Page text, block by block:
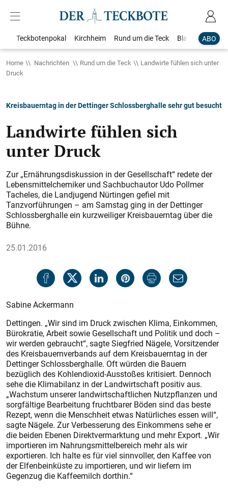
ABO
Teckbotenpokal Kirchheim Rund um die Teck Blaulicht
Home Nachrichten Rund um die Teck
Landwirte fühlen sich unter
Druck
Kreisbauerntag in der Dettinger Schlossberghalle sehr gut besucht
Landwirte fühlen sich
unter Druck
Zur „Ernährungsdiskussion in der Gesellschaft“ redete der
Lebensmittelchemiker und Sachbuchautor Udo Pollmer
Tacheles, die Landjugend Nürtingen gefiel mit
Tanzvorführungen – am Samstag ging in der Dettinger
Schlossberghalle ein kurzweiliger Kreisbauerntag über die
Bühne.
25.01.2016
Sabine Ackermann
Dettingen. „Wir sind im Druck zwischen Klima, Einkommen,
Bürokratie, Arbeit sowie Gesellschaft und Politik und doch –
wir werden gebraucht“, sagte Siegfried Nägele, Vorsitzender
des Kreisbauernverbands auf dem Kreisbauerntag in der
Dettinger Schlossberghalle. Oft würden die Bauern
bezüglich des Kohlendioxid-Ausstoßes kritisiert. Dennoch
sehe die Klimabilanz in der Landwirtschaft positiv aus.
„Wachstum unserer landwirtschaftlichen Nutzpflanzen und
sorgfältige Bearbeitung fruchtbarer Böden sind das beste
Rezept, wenn die Menschheit etwas Natürliches essen will“,
sagte Nägele. Zur Verbesserung des Einkommens sehe er
die beiden Ebenen Direktvermarktung und mehr Export. „Wir
importieren im Nahrungsmittelbereich mehr als wir
exportieren. Ich halte es für viel sinnvoller, den Kaffee von
der Elfenbeinküste zu importieren, und wir liefern im
Gegenzug die Kaffeemilch dorthin.“